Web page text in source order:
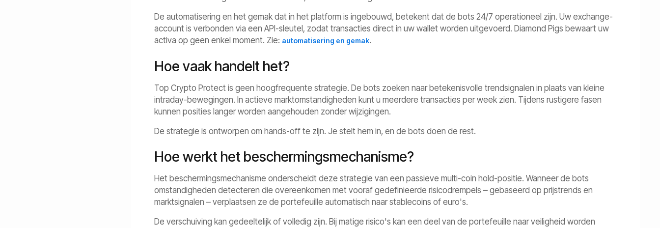
De automatisering en het gemak dat in het platform is ingebouwd, betekent dat de bots 24/7 operationeel zijn. Uw exchange-
account is verbonden via een API-sleutel, zodat transacties direct in uw wallet worden uitgevoerd. Diamond Pigs bewaart uw
activa op geen enkel moment. Zie: automatisering en gemak.
Hoe vaak handelt het?
Top Crypto Protect is geen hoogfrequente strategie. De bots zoeken naar betekenisvolle trendsignalen in plaats van kleine
intraday-bewegingen. In actieve marktomstandigheden kunt u meerdere transacties per week zien. Tijdens rustigere fasen
kunnen posities langer worden aangehouden zonder wijzigingen.
De strategie is ontworpen om hands-off te zijn. Je stelt hem in, en de bots doen de rest.
Hoe werkt het beschermingsmechanisme?
Het beschermingsmechanisme onderscheidt deze strategie van een passieve multi-coin hold-positie. Wanneer de bots
omstandigheden detecteren die overeenkomen met vooraf gedefinieerde risicodrempels – gebaseerd op prijstrends en
marktsignalen – verplaatsen ze de portefeuille automatisch naar stablecoins of euro's.
De verschuiving kan gedeeltelijk of volledig zijn. Bij matige risico's kan een deel van de portefeuille naar veiligheid worden